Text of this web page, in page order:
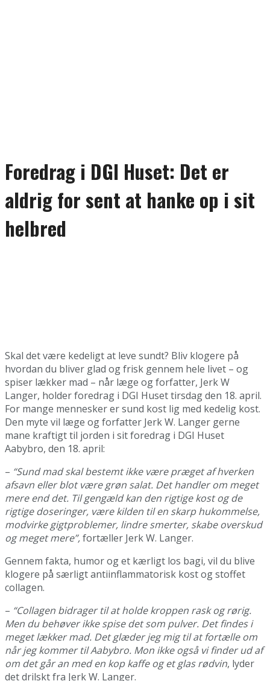
Foredrag i DGI Huset: Det er
aldrig for sent at hanke op i sit
helbred
Skal det være kedeligt at leve sundt? Bliv klogere på
hvordan du bliver glad og frisk gennem hele livet – og
spiser lækker mad – når læge og forfatter, Jerk W
Langer, holder foredrag i DGI Huset tirsdag den 18. april.
For mange mennesker er sund kost lig med kedelig kost.
Den myte vil læge og forfatter Jerk W. Langer gerne
mane kraftigt til jorden i sit foredrag i DGI Huset
Aabybro, den 18. april:
– “Sund mad skal bestemt ikke være præget af hverken
afsavn eller blot være grøn salat. Det handler om meget
mere end det. Til gengæld kan den rigtige kost og de
rigtige doseringer, være kilden til en skarp hukommelse,
modvirke gigtproblemer, lindre smerter, skabe overskud
og meget mere”,fortæller Jerk W. Langer.
Gennem fakta, humor og et kærligt los bagi, vil du blive
klogere på særligt antiinflammatorisk kost og stoffet
collagen.
– “Collagen bidrager til at holde kroppen rask og rørig.
Men du behøver ikke spise det som pulver. Det findes i
meget lækker mad. Det glæder jeg mig til at fortælle om
når jeg kommer til Aabybro. Mon ikke også vi finder ud af
om det går an med en kop kaffe og et glas rødvin, lyder
det drilskt fra Jerk W. Langer.